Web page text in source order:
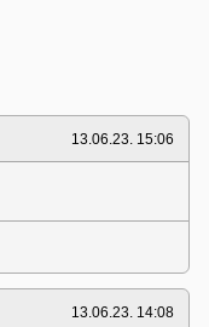
13.06.23. 15:06
13.06.23. 14:08